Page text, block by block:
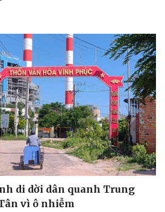
di dời dân quanh Trung
vì ô nhiễm